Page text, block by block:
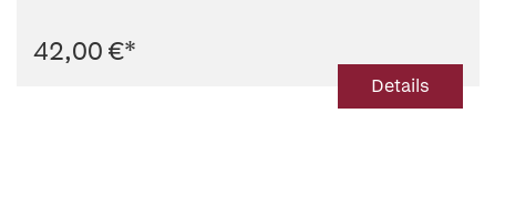
42,00 €*
Details